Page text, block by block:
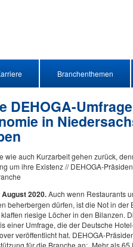
Branchenthemen
DEHOGA-
in
wie auch Kurzarbeit gehen zurück,
um ihre Existenz // DEHOGA-
2020.Auch wenn Restaurants
beherbergen dürfen, ist die Not in
riesige Löcher in den Bilanzen.
einer Umfrage, die der Deutsche
veröffentlicht hat. DEHOGA-
für die Branche an: „Mehr als